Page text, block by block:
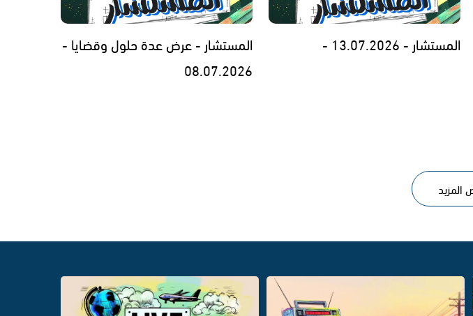
المستشار - 13.07.2026 -
المستشار - عرض عدة حلول وقضايا -
08.07.2026
المزيد